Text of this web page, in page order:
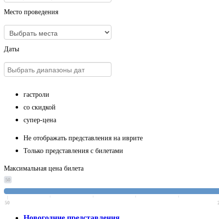
Место проведения
Даты
гастроли
со скидкой
супер-цена
Не отображать представления на иврите
Только представления с билетами
Максимальная цена билета
50
50